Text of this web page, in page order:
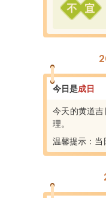
今日是成日
今天的黄道
理。
温馨提示：当